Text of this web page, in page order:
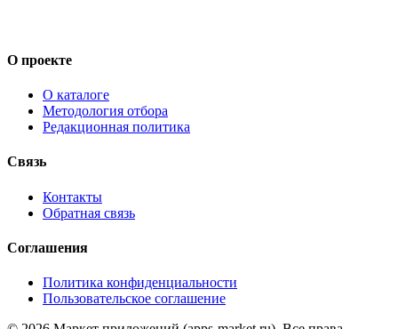
О проекте
О каталоге
Методология отбора
Редакционная политика
Связь
Контакты
Обратная связь
Соглашения
Политика конфиденциальности
Пользовательское соглашение